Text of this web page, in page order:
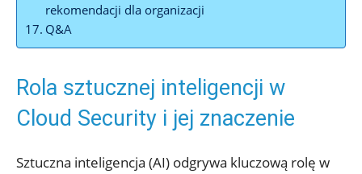
rekomendacji dla organizacji
Q&A
Rola sztucznej inteligencji w
‌Cloud⁤ Security i jej znaczenie
Sztuczna inteligencja (AI) odgrywa kluczową ⁤rolę w